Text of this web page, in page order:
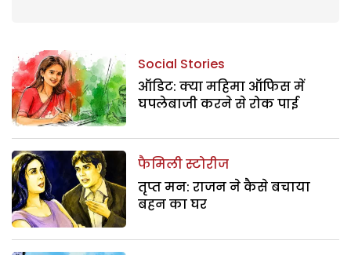
Social Stories
ऑडिट: क्या महिमा ऑफिस में
घपलेबाजी करने से रोक पाई
फैमिली स्टोरीज
तृप्त मन: राजन ने कैसे बचाया
बहन का घर